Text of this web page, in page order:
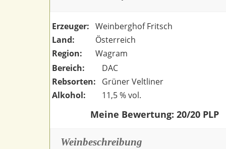
Erzeuger:
Weinberghof Fritsch
Land:
Österreich
Region:
Wagram
Bereich:
DAC
Rebsorten:
Grüner Veltliner
Alkohol:
11,5 % vol.
Meine Bewertung: 20/20 PLP
Weinbeschreibung